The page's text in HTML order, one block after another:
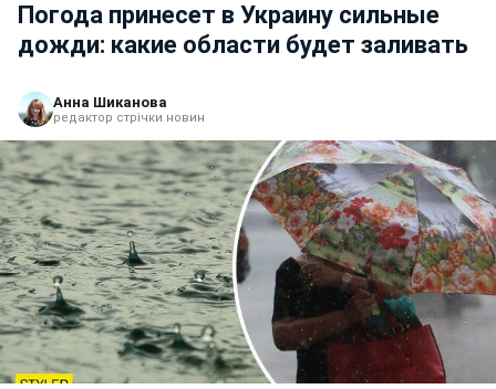
Погода принесет в Украину сильные
дожди: какие области будет заливать
Анна Шиканова
редактор стрічки новин